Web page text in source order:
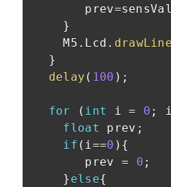
       prev
=
}
    M5
. Lcd . drawLine
}
delay ( 100 ) ;
for ( int i = 0 ;
float prev ;
if ( i==0 ) {
       prev
= 0 ;
} else{